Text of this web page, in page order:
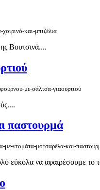
και-μπιζέλια
Βουτσινά....
με-σάλτσα-γιαουρτιού
παστουρμά
ντομάτα-μοτσαρέλα-και-
να αφαιρέσουμε το